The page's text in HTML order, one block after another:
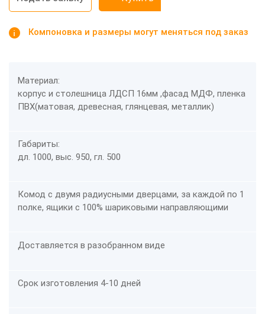
Компоновка и размеры могут меняться под заказ
Материал:
корпус и столешница ЛДСП 16мм ,фасад МДФ, пленка
ПВХ(матовая, древесная, глянцевая, металлик)
Габариты:
дл. 1000, выс. 950, гл. 500
Комод с двумя радиусными дверцами, за каждой по 1
полке, ящики с 100% шариковыми направляющими
Доставляется в разобранном виде
Срок изготовления 4-10 дней